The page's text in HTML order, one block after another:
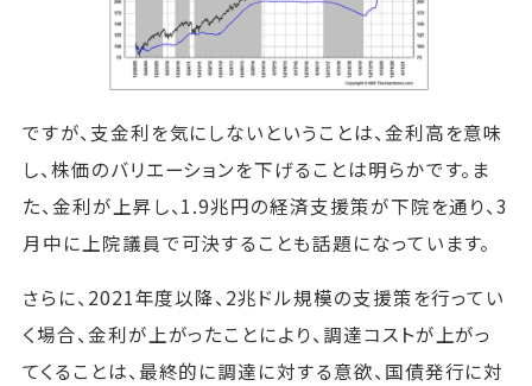
ですが、支金利を気にしないということは、金利高を意味
し、株価のバリエーションを下げることは明らかです。ま
た、金利が上昇し、1.9兆円の経済支援策が下院を通り、3
月中に上院議員で可決することも話題になっています。
さらに、2021年度以降、2兆ドル規模の支援策を行ってい
く場合、金利が上がったことにより、調達コストが上がっ
てくることは、最終的に調達に対する意欲、国債発行に対